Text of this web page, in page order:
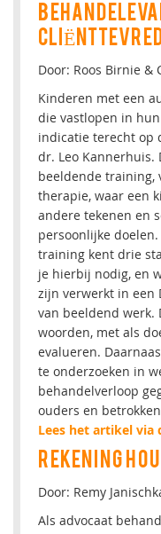
Door: Roos Birnie &
Kinderen met een
die vastlopen in
indicatie terecht op
dr. Leo Kannerhuis.
beeldende training,
therapie, waar een
andere tekenen en
persoonlijke
training kent drie
je hierbij nodig, en
zijn verwerkt in een
van beeldend werk.
woorden, met als
evalueren.
te onderzoeken in
behandelverloop
ouders en
Lees het artikel via
REKENING
Door: Remy
Als advocaat